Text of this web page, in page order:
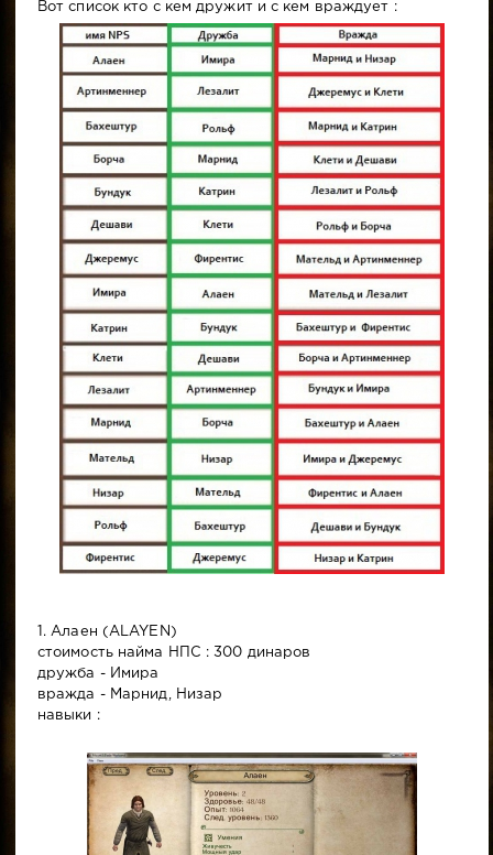
Вот список кто с кем дружит и с кем враждует :
1. Алаен (ALAYEN)
стоимость найма НПС : 300 динаров
дружба - Имира
вражда - Марнид, Низар
навыки :